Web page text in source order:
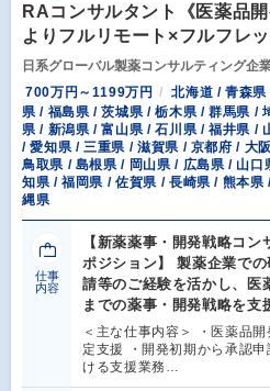
RAコンサルタント《医薬品
よりフルリモート×フルフレ
日系グローバル製薬コンサルティング企
700万円～1199万円
北海道 / 青森
県 / 福島県 / 茨城県 / 栃木県 / 群馬県 /
県 / 新潟県 / 富山県 / 石川県 / 福井県 /
/ 愛知県 / 三重県 / 滋賀県 / 京都府 / 大
鳥取県 / 島根県 / 岡山県 / 広島県 / 山
知県 / 福岡県 / 佐賀県 / 長崎県 / 熊本
縄県
仕事
内容
【新薬薬事・開発戦略コ
ポジション】 製薬企業で
請等のご経験を活かし、医
までの薬事・開発戦略を支
＜主な仕事内容＞ ・医薬品
定支援 ・開発初期から承認
ける支援業務…